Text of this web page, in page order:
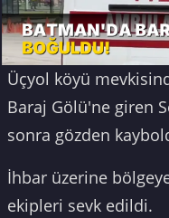
Üçyol köyü
Baraj Gölü'ne giren
sonra gözden
İhbar üzerine
ekipleri sevk edildi.